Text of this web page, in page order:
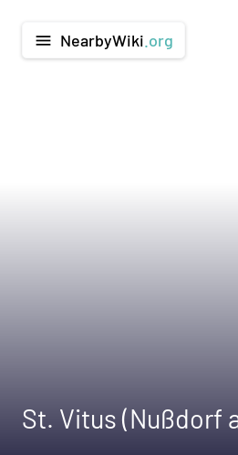
menu NearbyWiki .org
St. Vitus (Nußdorf